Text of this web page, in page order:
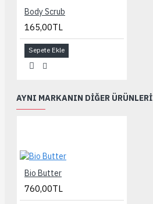
Body Scrub
165,00TL
Sepete Ekle
AYNI MARKANIN DIĞER ÜRÜNLERI
Bio Butter
760,00TL